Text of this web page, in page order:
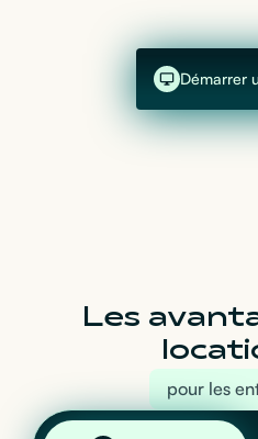
Démarrer
Les
pour les